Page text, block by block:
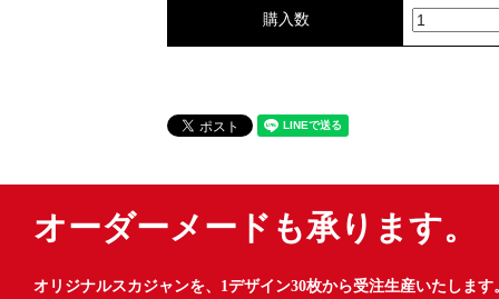
購入数
オーダーメードも承ります。
オリジナルスカジャンを、1デザイン30枚から受注生産いたします